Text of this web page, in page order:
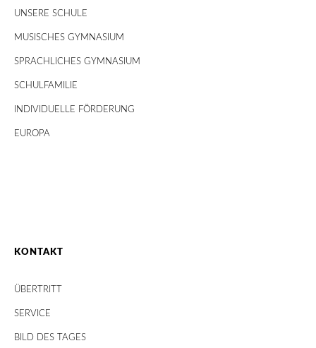
UNSERE SCHULE
MUSISCHES GYMNASIUM
SPRACHLICHES GYMNASIUM
SCHULFAMILIE
INDIVIDUELLE FÖRDERUNG
EUROPA
KONTAKT
ÜBERTRITT
SERVICE
BILD DES TAGES